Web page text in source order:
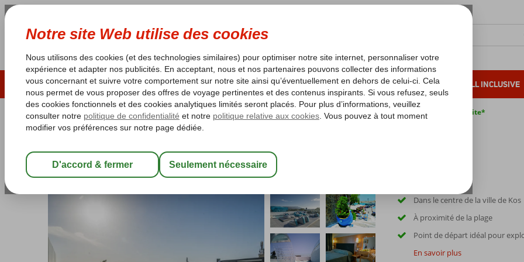
ÉTÉ 2026 LAST MINUTES SOLEIL D'HIVER VACANCES AU SOLEIL ALL INCLUSIVE
Les garanties de vacances Garantie du prix le plus bas* Pas de surcharge carburant Annulation gratuite*
Maritina Hotel
Dans le centre de la ville de Kos
À proximité de la plage
Point de départ idéal pour
En savoir plus